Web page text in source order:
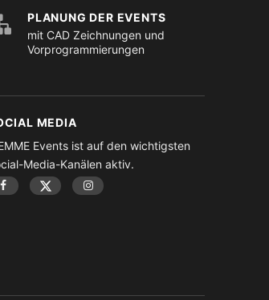
PLANUNG DER EVENTS
mit CAD Zeichnungen und
Vorprogrammierungen
MEDIA
Events ist auf den wichtigsten
Media-Kanälen aktiv.